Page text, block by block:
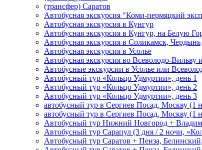
(трансфер) Саратов
Автобусная экскурсия "Коми-пермяцкий
Автобусная экскурсия в Кунгур
Автобусная экскурсия в Кунгур, на Белую
Автобусная экскурсия в Соликамск, Чердынь
Автобусная экскурсия в Усолье
Автобусная экскурсия во Всеволодо-Вильву
Автобусные экскурсии в Усолье или
Автобусный тур «Кольцо Удмуртии», день 1
Автобусный тур «Кольцо Удмуртии», день 2
Автобусный тур «Кольцо Удмуртии», день 3
автобусный тур в Сергиев Посад, Москву (1
автобусный тур в Сергиев Посад, Москву (1
Автобусный тур Нижний Новгород +
Автобусный тур Сарапул (3 дня / 2 ночи,
Автобусный тур Саратов + Пенза,